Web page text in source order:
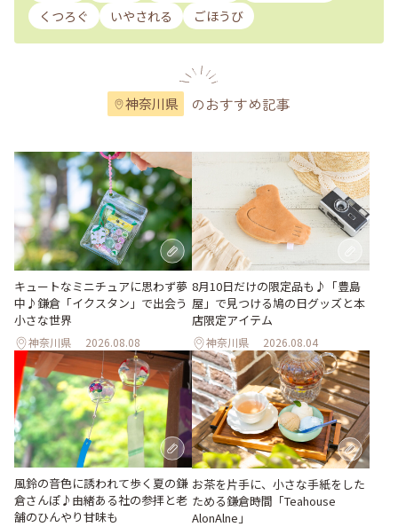
くつろぐ
いやされる ごほうび
神奈川県 のおすすめ記事
キュートなミニチュアに思わず夢
中♪鎌倉「イクスタン」で出会う
小さな世界
神奈川県 2026.08.08
8月10日だけの限定品も♪「豊島
屋」で見つける鳩の日グッズと本
店限定アイテム
神奈川県 2026.08.04
風鈴の音色に誘われて歩く夏の鎌
倉さんぽ♪由緒ある社の参拝と老
舗のひんやり甘味も
お茶を片手に、小さな手紙をした
ためる鎌倉時間「Teahouse
AlonAlne」